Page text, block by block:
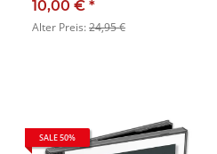
10,00 € *
Alter Preis:24,95 €
SALE 50%